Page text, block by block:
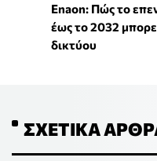
Enaon: Πώς το
έως το 2032
δικτύου
ΣΧΕΤΙΚΆ